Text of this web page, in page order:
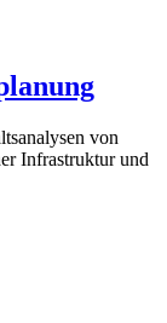
von
Infrastruktur und